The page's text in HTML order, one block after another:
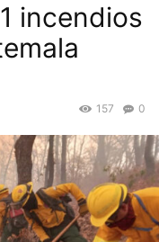
incendios
0
157